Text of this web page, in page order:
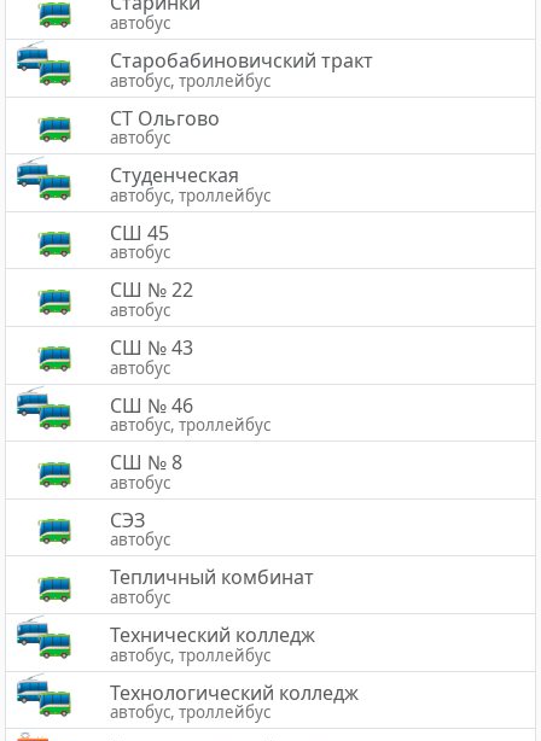
автобус
Старобабиновичский тракт
автобус, троллейбус
СТ Ольгово
автобус
Студенческая
автобус, троллейбус
СШ 45
автобус
СШ № 22
автобус
СШ № 43
автобус
СШ № 46
автобус, троллейбус
СШ № 8
автобус
СЭЗ
автобус
Тепличный комбинат
автобус
Технический колледж
автобус, троллейбус
Технологический колледж
автобус, троллейбус